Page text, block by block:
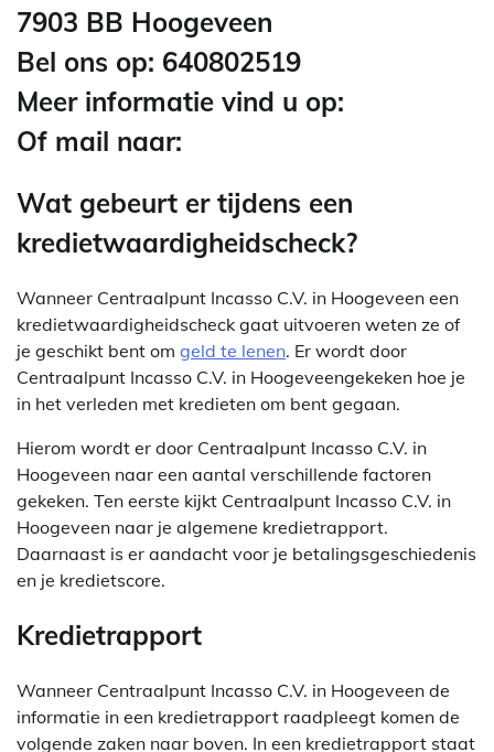
7903 BB Hoogeveen
Bel ons op: 640802519
Meer informatie vind u op:
Of mail naar:
Wat gebeurt er tijdens een
kredietwaardigheidscheck?
Wanneer Centraalpunt Incasso C.V. in Hoogeveen een
kredietwaardigheidscheck gaat uitvoeren weten ze of
je geschikt bent om geld te lenen. Er wordt door
Centraalpunt Incasso C.V. in Hoogeveengekeken hoe je
in het verleden met kredieten om bent gegaan.
Hierom wordt er door Centraalpunt Incasso C.V. in
Hoogeveen naar een aantal verschillende factoren
gekeken. Ten eerste kijkt Centraalpunt Incasso C.V. in
Hoogeveen naar je algemene kredietrapport.
Daarnaast is er aandacht voor je betalingsgeschiedenis
en je kredietscore.
Kredietrapport
Wanneer Centraalpunt Incasso C.V. in Hoogeveen de
informatie in een kredietrapport raadpleegt komen de
volgende zaken naar boven. In een kredietrapport staat